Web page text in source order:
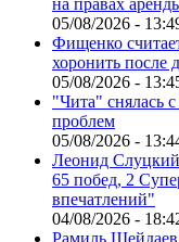
05/08/2026 -
Фищенко
хоронить после
05/08/2026 -
"Чита" снялась
проблем
05/08/2026 -
Леонид
65 побед, 2
впечатлений"
04/08/2026 -
Рамиль